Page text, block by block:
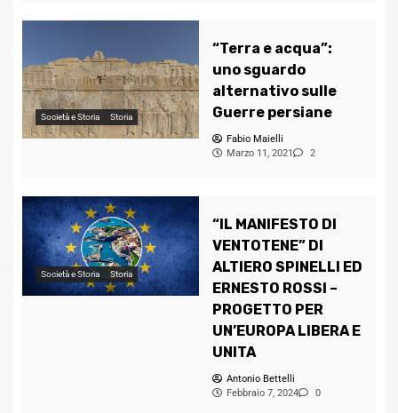
Società e Storia Storia
“Terra e acqua”:
uno sguardo
alternativo sulle
Guerre persiane
Fabio Maielli
Marzo 11, 2021
2
Società e Storia Storia
“IL MANIFESTO DI
VENTOTENE” DI
ALTIERO SPINELLI ED
ERNESTO ROSSI –
PROGETTO PER
UN’EUROPA LIBERA E
UNITA
Antonio Bettelli
Febbraio 7, 2024
0